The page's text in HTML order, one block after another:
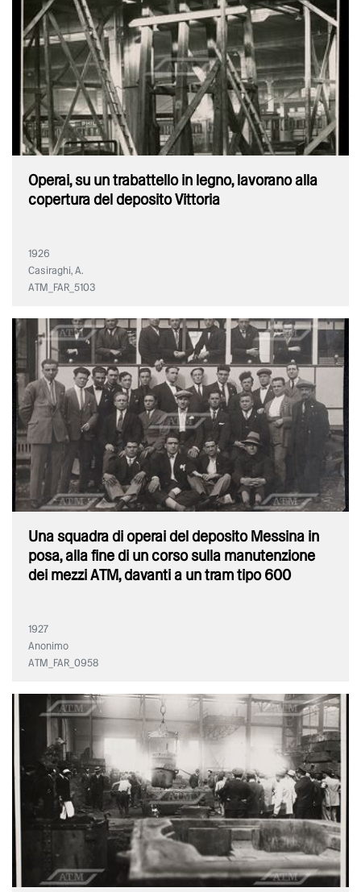
Operai, su un trabattello in legno, lavorano alla
copertura del deposito Vittoria
1926
Casiraghi, A.
ATM_FAR_5103
Una squadra di operai del deposito Messina in
posa, alla fine di un corso sulla manutenzione
dei mezzi ATM, davanti a un tram tipo 600
1927
Anonimo
ATM_FAR_0958